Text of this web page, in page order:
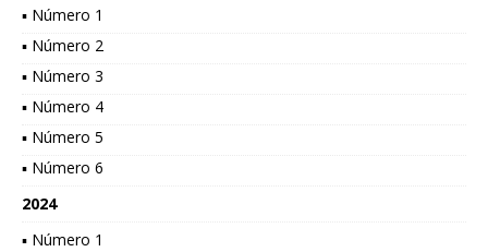
▪ Número 1
▪ Número 2
▪ Número 3
▪ Número 4
▪ Número 5
▪ Número 6
2024
▪ Número 1